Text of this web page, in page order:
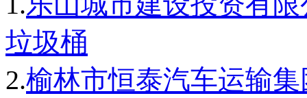
垃圾桶
2.榆林市恒泰汽车运输